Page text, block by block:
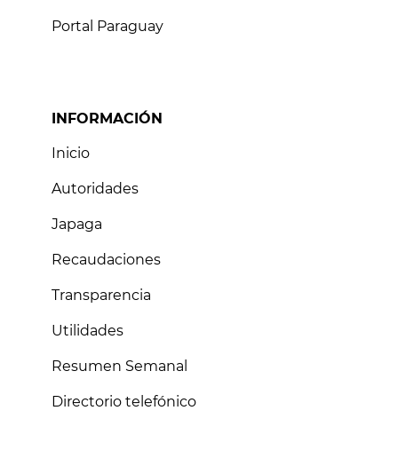
Portal Paraguay
INFORMACIÓN
Inicio
Autoridades
Japaga
Recaudaciones
Transparencia
Utilidades
Resumen Semanal
Directorio telefónico